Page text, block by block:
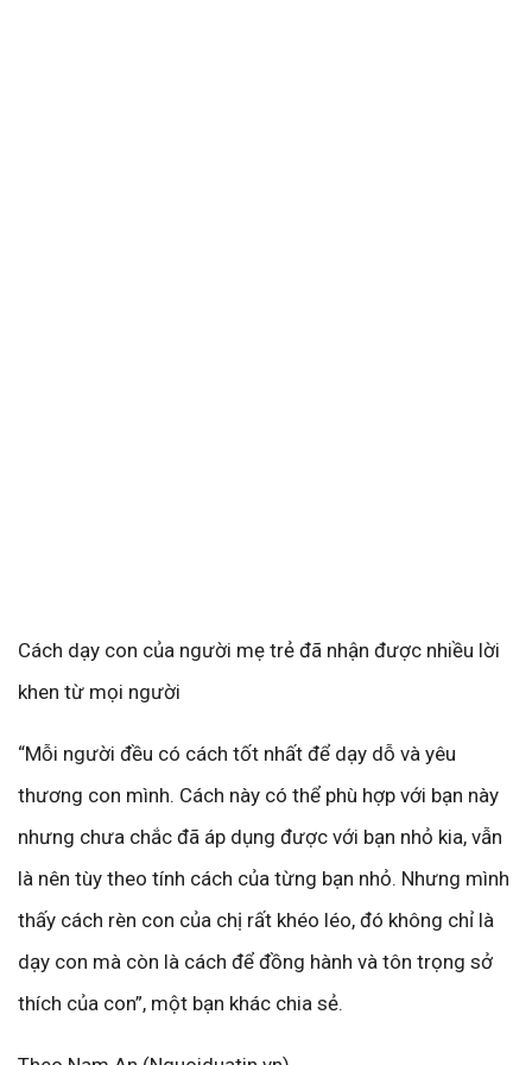
Cách dạy con của người mẹ trẻ đã nhận được nhiều lời
khen từ mọi người
“Mỗi người đều có cách tốt nhất để dạy dỗ và yêu
thương con mình. Cách này có thể phù hợp với bạn này
nhưng chưa chắc đã áp dụng được với bạn nhỏ kia, vẫn
là nên tùy theo tính cách của từng bạn nhỏ. Nhưng mình
thấy cách rèn con của chị rất khéo léo, đó không chỉ là
dạy con mà còn là cách để đồng hành và tôn trọng sở
thích của con”, một bạn khác chia sẻ.